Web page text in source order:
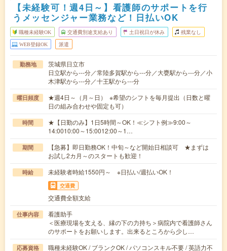
【未経験可！週4日～】看護師のサポートを行
うメッセンジャー業務など！日払いOK
職種未経験OK 交通費別途支給あり 土日祝日が休み 残業なし
WEB登録OK 派遣
勤務地
茨城県日立市
日立駅から---分／常陸多賀駅から---分／大甕駅から---分／小
木津駅から---分／十王駅から---分
曜日頻度
★週4日～（月～日） ※希望のシフトを毎月提出（日数と曜
日の組み合わせや固定も可）
時間
★【日勤のみ】1日5時間～OK！≪シフト例≫9:00～
14:0010:00～15:0012:00～1…
期間
【急募】即日勤務OK！中旬～など開始日相談可 ★まずは
お試し2カ月～のスタートも歓迎！
時給 未経験者時給1550円～ ※日払い/週払いOK！
交通費
交通費全額支給
仕事内容
看護助手
＜医療現場を支える、縁の下の力持ち＞病院内で看護師さん
のサポートをお願いします。出来るところから少し…
応募資格
職種未経験OK / ブランクOK / パソコンスキル不要 / 英語力不